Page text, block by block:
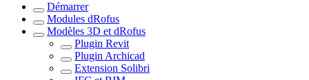
Démarrer
Modules dRofus
Modèles 3D et dRofus
Plugin Revit
Plugin Archicad
Extension Solibri